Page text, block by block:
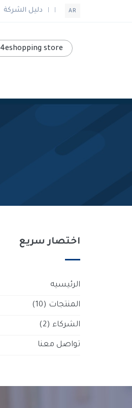
دليل الشركة AR
4eshopping store
اختصار سريع
الرئيسيه
المنتجات (10)
الشركاء (2)
تواصل معنا